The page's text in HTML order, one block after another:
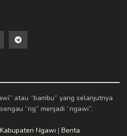
atau “bambu” yang selanjutnya
“ng” menjadi “ngawi”.
Ngawi | Berita